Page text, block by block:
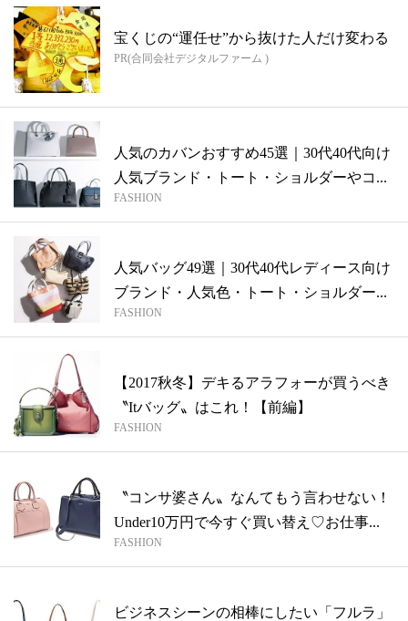
宝くじの“運任せ”から抜けた人だけ変わる
PR(合同会社デジタルファーム )
人気のカバンおすすめ45選｜30代40代向け
人気ブランド・トート・ショルダーやコ...
FASHION
人気バッグ49選｜30代40代レディース向け
ブランド・人気色・トート・ショルダー...
FASHION
【2017秋冬】デキるアラフォーが買うべき
〝Itバッグ〟はこれ！【前編】
FASHION
〝コンサ婆さん〟なんてもう言わせない！
Under10万円で今すぐ買い替え♡お仕事...
FASHION
ビジネスシーンの相棒にしたい「フルラ」